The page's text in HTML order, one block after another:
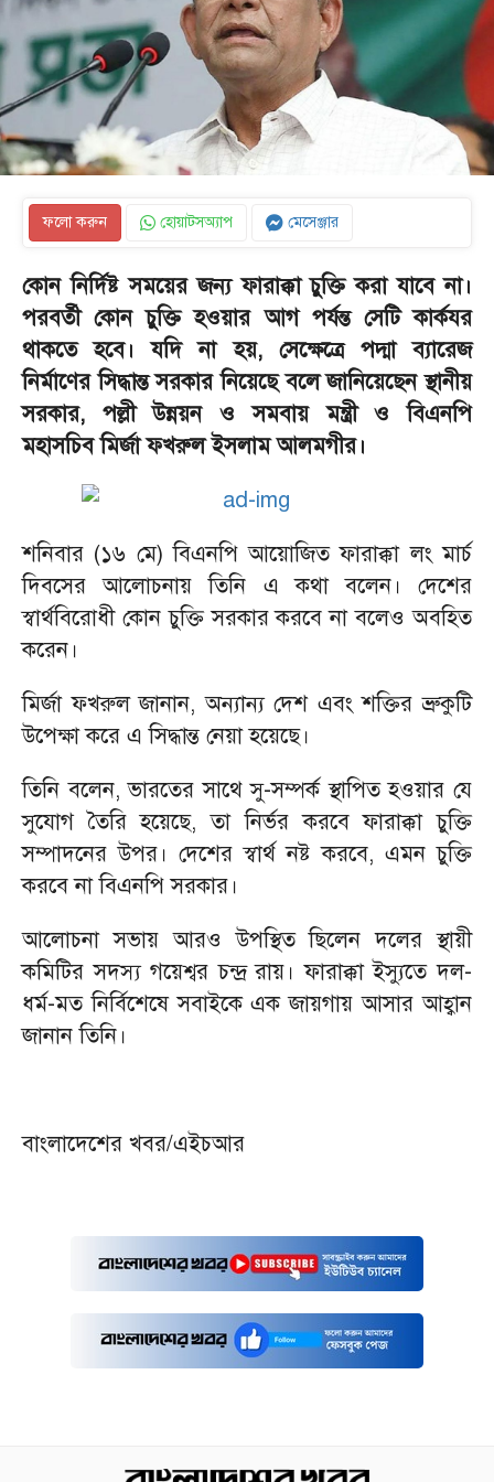
ফলো করুন হোয়াটসঅ্যাপ মেসেঞ্জার
কোন নির্দিষ্ট সময়ের জন্য ফারাক্কা চুক্তি করা যাবে না।
পরবর্তী কোন চুক্তি হওয়ার আগ পর্যন্ত সেটি কার্কযর
থাকতে হবে। যদি না হয়, সেক্ষেত্রে পদ্মা ব্যারেজ
নির্মাণের সিদ্ধান্ত সরকার নিয়েছে বলে জানিয়েছেন স্থানীয়
সরকার, পল্লী উন্নয়ন ও সমবায় মন্ত্রী ও বিএনপি
মহাসচিব মির্জা ফখরুল ইসলাম আলমগীর।
শনিবার (১৬ মে) বিএনপি আয়োজিত ফারাক্কা লং মার্চ
দিবসের আলোচনায় তিনি এ কথা বলেন। দেশের
স্বার্থবিরোধী কোন চুক্তি সরকার করবে না বলেও অবহিত
করেন।
মির্জা ফখরুল জানান, অন্যান্য দেশ এবং শক্তির ভ্রুকুটি
উপেক্ষা করে এ সিদ্ধান্ত নেয়া হয়েছে।
তিনি বলেন, ভারতের সাথে সু-সম্পর্ক স্থাপিত হওয়ার যে
সুযোগ তৈরি হয়েছে, তা নির্ভর করবে ফারাক্কা চুক্তি
সম্পাদনের উপর। দেশের স্বার্থ নষ্ট করবে, এমন চুক্তি
করবে না বিএনপি সরকার।
আলোচনা সভায় আরও উপস্থিত ছিলেন দলের স্থায়ী
কমিটির সদস্য গয়েশ্বর চন্দ্র রায়। ফারাক্কা ইস্যুতে দল-
ধর্ম-মত নির্বিশেষে সবাইকে এক জায়গায় আসার আহ্বান
জানান তিনি।
বাংলাদেশের খবর/এইচআর